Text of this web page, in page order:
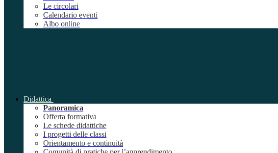
Le circolari
Calendario eventi
Albo online
Didattica
Panoramica
Offerta formativa
Le schede didattiche
I progetti delle classi
Orientamento e continuità